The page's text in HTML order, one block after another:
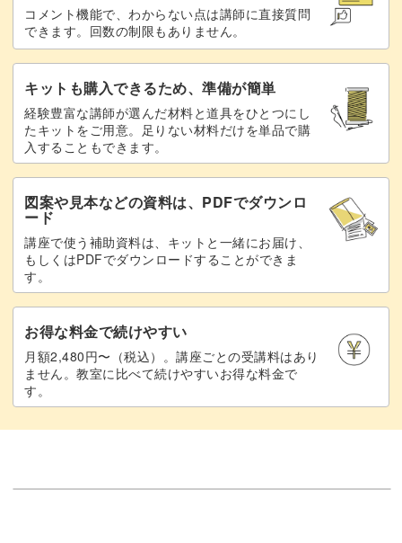
コメント機能で、わからない点は講師に直接質問
できます。回数の制限もありません。
キットも購入できるため、準備が簡単
経験豊富な講師が選んだ材料と道具をひとつにし
たキットをご用意。足りない材料だけを単品で購
入することもできます。
図案や見本などの資料は、PDFでダウンロ
ード
講座で使う補助資料は、キットと一緒にお届け、
もしくはPDFでダウンロードすることができま
す。
お得な料金で続けやすい
月額2,480円〜（税込）。講座ごとの受講料はあり
ません。教室に比べて続けやすいお得な料金で
す。